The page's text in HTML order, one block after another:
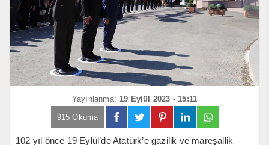
Yayınlanma: 19 Eylül 2023 - 15:11
915 Okuma
102 yıl önce 19 Eylül’de Atatürk’e gazilik ve mareşallik